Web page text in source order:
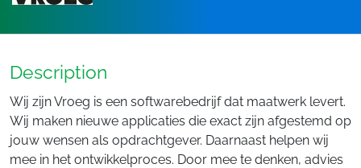
Description
Wij zijn Vroeg is een softwarebedrijf dat maatwerk levert.
Wij maken nieuwe applicaties die exact zijn afgestemd op
jouw wensen als opdrachtgever. Daarnaast helpen wij
mee in het ontwikkelproces. Door mee te denken, advies